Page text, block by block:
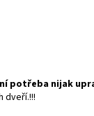
potřeba nijak
dveří.!!!